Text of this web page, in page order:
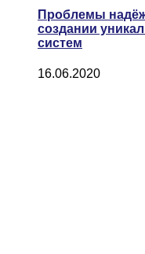
Проблемы
создании
систем
16.06.2020